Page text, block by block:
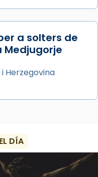
a solters de
Medjugorje
Herzegovina
DÍA